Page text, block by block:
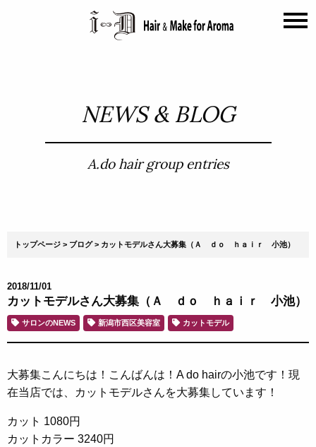
NEWS & BLOG
A.do hair group entries
トップページ ブログ カットモデルさん大募集（Ａ ｄｏ ｈａｉｒ 小池）
2018/11/01
カットモデルさん大募集（Ａ ｄｏ ｈａｉｒ 小池）
サロンのNEWS 新潟市西区美容室 カットモデル
大募集こんにちは！こんばんは！A do hairの小池です！現
在当店では、カットモデルさんを大募集しています！
カット 1080円
カットカラー 3240円